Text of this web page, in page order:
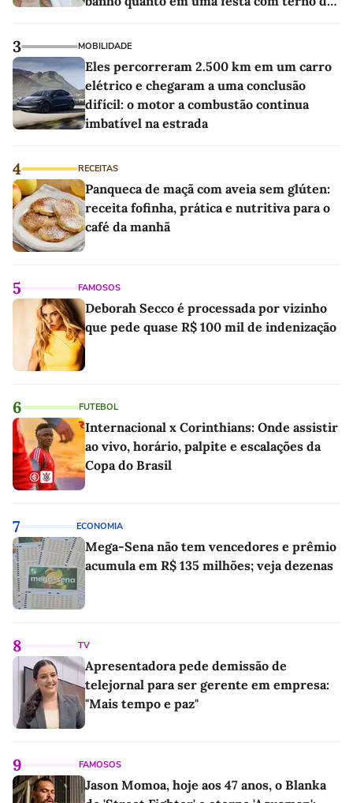
3 MOBILIDADE
Eles percorreram 2.500 km em um carro
elétrico e chegaram a uma conclusão
difícil: o motor a combustão continua
imbatível na estrada
4 RECEITAS
Panqueca de maçã com aveia sem glúten:
receita fofinha, prática e nutritiva para o
café da manhã
5 FAMOSOS
Deborah Secco é processada por vizinho
que pede quase R$ 100 mil de indenização
6 FUTEBOL
Internacional x Corinthians: Onde assistir
ao vivo, horário, palpite e escalações da
Copa do Brasil
7 ECONOMIA
Mega-Sena não tem vencedores e prêmio
acumula em R$ 135 milhões; veja dezenas
8 TV
Apresentadora pede demissão de
telejornal para ser gerente em empresa:
"Mais tempo e paz"
9 FAMOSOS
Jason Momoa, hoje aos 47 anos, o Blanka